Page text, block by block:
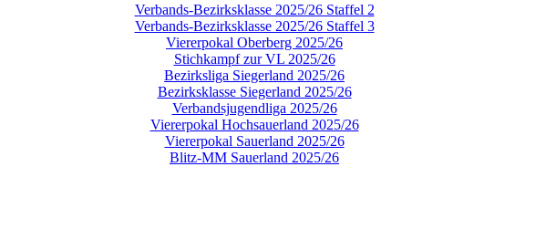
Verbands-Bezirksklasse 2025/26 Staffel 2
Verbands-Bezirksklasse 2025/26 Staffel 3
Viererpokal Oberberg 2025/26
Stichkampf zur VL 2025/26
Bezirksliga Siegerland 2025/26
Bezirksklasse Siegerland 2025/26
Verbandsjugendliga 2025/26
Viererpokal Hochsauerland 2025/26
Viererpokal Sauerland 2025/26
Blitz-MM Sauerland 2025/26